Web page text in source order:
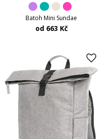
Batoh Mini Sundae
od 663 Kč